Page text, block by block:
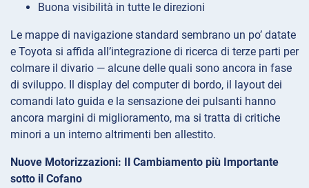
Buona visibilità in tutte le direzioni
Le mappe di navigazione standard sembrano un po’ datate
e Toyota si affida all’integrazione di ricerca di terze parti per
colmare il divario — alcune delle quali sono ancora in fase
di sviluppo. Il display del computer di bordo, il layout dei
comandi lato guida e la sensazione dei pulsanti hanno
ancora margini di miglioramento, ma si tratta di critiche
minori a un interno altrimenti ben allestito.
Nuove Motorizzazioni: Il Cambiamento più Importante
sotto il Cofano